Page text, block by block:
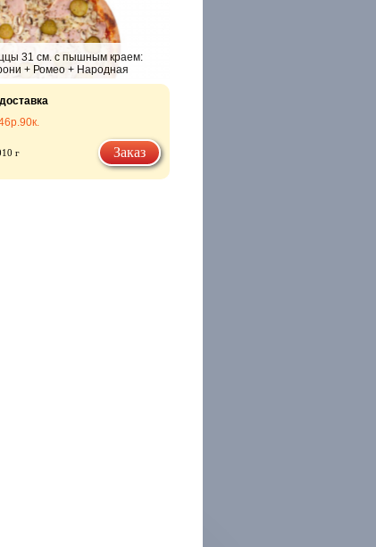
31 см. с пышным краем:
+ Ромео + Народная
доставка
90к.
г Заказ